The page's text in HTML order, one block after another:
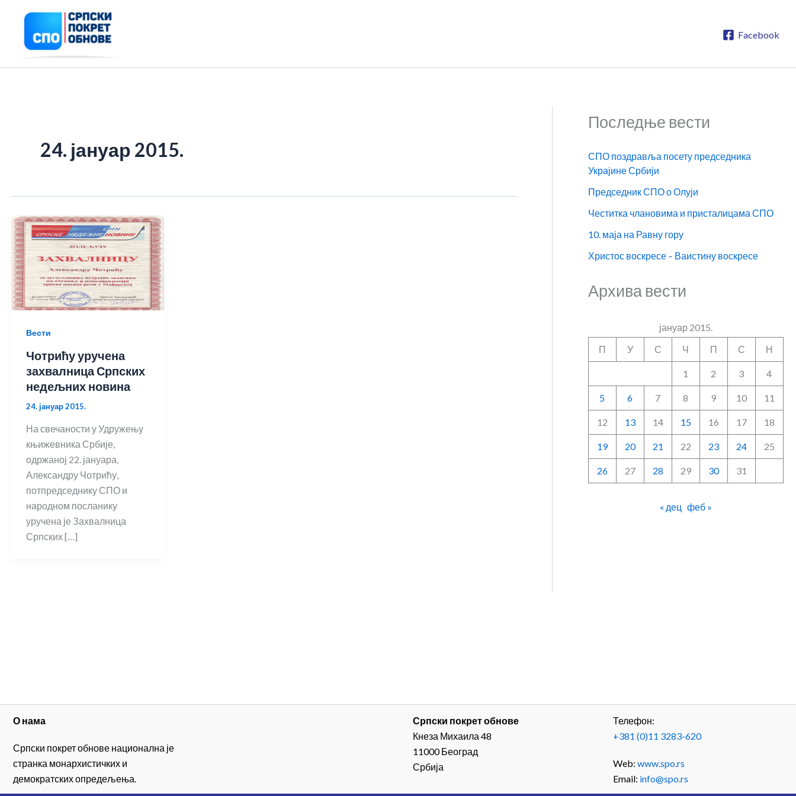
садржај
Facebook
24. јануар 2015.
Вести
Чотрићу уручена
захвалница Српских
недељних новина
24. јануар 2015.
На свечаности у Удружењу
књижевника Србије,
одржаној 22. јануара,
Александру Чотрићу,
потпредседнику СПО и
народном посланику
уручена је Захвалница
Српских […]
Последње вести
СПО поздравља посету председника
Украјине Србији
Председник СПО о Олуји
Честитка члановима и присталицама СПО
10. маја на Равну гору
Христос воскресе – Ваистину воскресе
Архива вести
јануар 2015.
П
У С Ч П С Н
1 2 3 4
5 6 7 8 9 10 11
12 13 14 15 16 17 18
19 20 21 22 23 24 25
26 27 28 29 30 31
« дец феб »
О нама
Српски покрет обнове национална је
странка монархистичких и
демократских опредељења.
Српски покрет обнове
Кнеза Михаила 48
11000 Београд
Србија
Телефон:
+381 (0)11 3283-620
Web: www.spo.rs
Email: info@spo.rs